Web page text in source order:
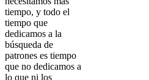
tiempo, y todo el
tiempo que
dedicamos a la
búsqueda de
patrones es tiempo
que no dedicamos a
lo que ni los